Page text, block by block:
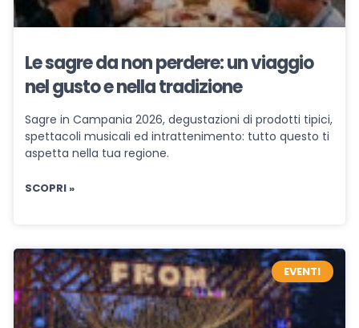
Le sagre da non perdere: un viaggio
nel gusto e nella tradizione
Sagre in Campania 2026, degustazioni di prodotti tipici,
spettacoli musicali ed intrattenimento: tutto questo ti
aspetta nella tua regione.
SCOPRI »
EVENTI